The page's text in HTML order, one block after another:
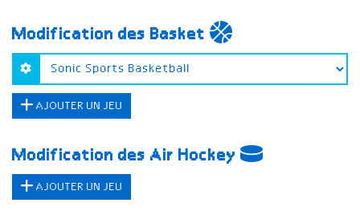
Modification des Basket
AJOUTER UN JEU
Modification des Air Hockey
AJOUTER UN JEU